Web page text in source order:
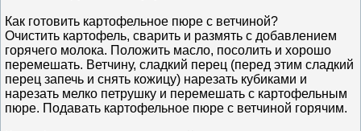
Как готовить картофельное пюре с ветчиной?
Очистить картофель, сварить и размять с добавлением
горячего молока. Положить масло, посолить и хорошо
перемешать. Ветчину, сладкий перец (перед этим сладкий
перец запечь и снять кожицу) нарезать кубиками и
нарезать мелко петрушку и перемешать с картофельным
пюре. Подавать картофельное пюре с ветчиной горячим.